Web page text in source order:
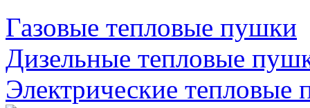
Газовые тепловые пушки
Дизельные тепловые
Электрические тепловые